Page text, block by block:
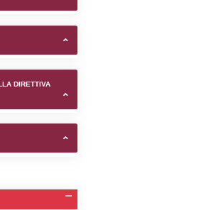
comune di
CONTROLLO A CUI è SOGGETTO